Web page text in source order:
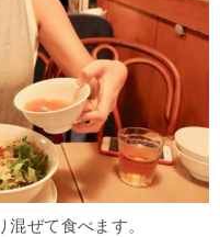
ぜて食べます。